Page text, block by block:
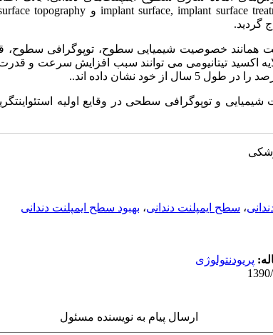
گردید.
همانند خصوصیت شیمیایی سطوح، توپوگرافی سطوح،
تیتانیومی می توانند سبب افزایش سرعت و قدرت
و توپوگرافی سطحی در وقایع اولیه
، سطح ایمپلنت دندانی، بهبود سطح ایمپلنت دندانی
پریودنتولوژی
ارسال پیام به نویسنده مسئول